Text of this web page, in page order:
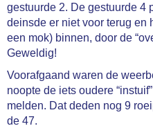
gestuurde 2. De gestuurde 4
deinsde er niet voor terug
een mok) binnen, door de
Geweldig!
Voorafgaand waren de
noopte de iets oudere
melden. Dat deden nog 9
de 47.